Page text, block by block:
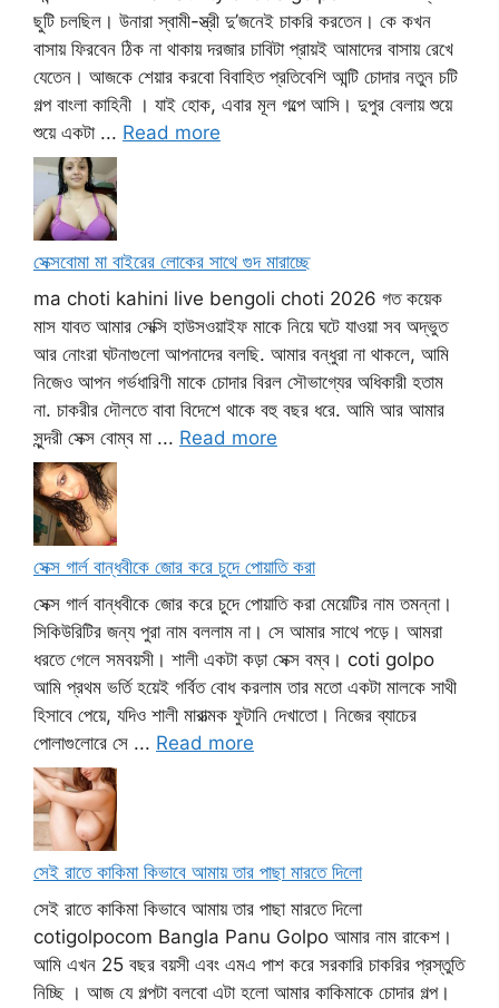
ছুটি চলছিল। উনারা স্বামী-স্ত্রী দু’জনেই চাকরি করতেন। কে কখন
বাসায় ফিরবেন ঠিক না থাকায় দরজার চাবিটা প্রায়ই আমাদের বাসায় রেখে
যেতেন। আজকে শেয়ার করবো বিবাহিত প্রতিবেশি আন্টি চোদার নতুন চটি
গল্প বাংলা কাহিনী । যাই হোক, এবার মূল গল্পে আসি। দুপুর বেলায় শুয়ে
শুয়ে একটা ... Read more
সেক্সবোমা মা বাইরের লোকের সাথে গুদ মারাচ্ছে
ma choti kahini live bengoli choti 2026 গত কয়েক
মাস যাবত আমার সেক্সি হাউসওয়াইফ মাকে নিয়ে ঘটে যাওয়া সব অদ্ভুত
আর নোংরা ঘটনাগুলো আপনাদের বলছি. আমার বন্ধুরা না থাকলে, আমি
নিজেও আপন গর্ভধারিণী মাকে চোদার বিরল সৌভাগ্যের অধিকারী হতাম
না. চাকরীর দৌলতে বাবা বিদেশে থাকে বহু বছর ধরে. আমি আর আমার
সুন্দরী সেক্স বোম্ব মা ... Read more
সেক্স গার্ল বান্ধবীকে জোর করে চুদে পোয়াতি করা
সেক্স গার্ল বান্ধবীকে জোর করে চুদে পোয়াতি করা মেয়েটির নাম তমন্না।
সিকিউরিটির জন্য পুরা নাম বললাম না। সে আমার সাথে পড়ে। আমরা
ধরতে গেলে সমবয়সী। শালী একটা কড়া সেক্স বম্ব। coti golpo
আমি প্রথম ভর্তি হয়েই গর্বিত বোধ করলাম তার মতো একটা মালকে সাথী
হিসাবে পেয়ে, যদিও শালী মারাত্মক ফুটানি দেখাতো। নিজের ব্যাচের
পোলাগুলোরে সে ... Read more
সেই রাতে কাকিমা কিভাবে আমায় তার পাছা মারতে দিলো
সেই রাতে কাকিমা কিভাবে আমায় তার পাছা মারতে দিলো
cotigolpocom Bangla Panu Golpo আমার নাম রাকেশ।
আমি এখন 25 বছর বয়সী এবং এমএ পাশ করে সরকারি চাকরির প্রস্তুতি
নিচ্ছি । আজ যে গল্পটা বলবো এটা হলো আমার কাকিমাকে চোদার গল্প।